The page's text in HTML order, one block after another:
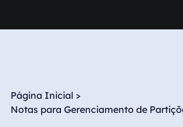
Página Inicial >
Notas para Gerenciamento de